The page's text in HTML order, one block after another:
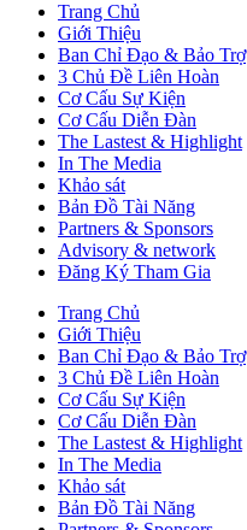
Trang Chủ
Giới Thiệu
Ban Chỉ Đạo & Bảo Trợ
3 Chủ Đề Liên Hoàn
Cơ Cấu Sự Kiện
Cơ Cấu Diễn Đàn
The Lastest & Highlight
In The Media
Khảo sát
Bản Đồ Tài Năng
Partners & Sponsors
Advisory & network
Đăng Ký Tham Gia
Trang Chủ
Giới Thiệu
Ban Chỉ Đạo & Bảo Trợ
3 Chủ Đề Liên Hoàn
Cơ Cấu Sự Kiện
Cơ Cấu Diễn Đàn
The Lastest & Highlight
In The Media
Khảo sát
Bản Đồ Tài Năng